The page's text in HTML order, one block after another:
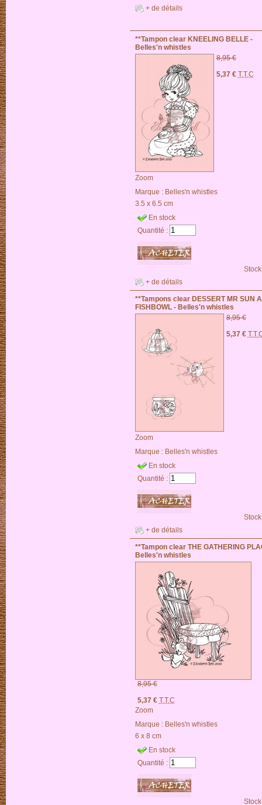
+ de détails
**Tampon clear KNEELING BELLE -
Belles'n whistles
8,95 €
5,37 € T.T.C
Zoom
Marque : Belles'n whistles
3.5 x 6.5 cm
En stock
Quantité :
+ de détails
**Tampons clear DESSERT MR SUN
FISHBOWL - Belles'n whistles
8,95 €
5,37 €
Zoom
Marque : Belles'n whistles
En stock
Quantité :
+ de détails
**Tampon clear THE GATHERING
Belles'n whistles
8,95 €
5,37 € T.T.C
Zoom
Marque : Belles'n whistles
6 x 8 cm
En stock
Quantité :